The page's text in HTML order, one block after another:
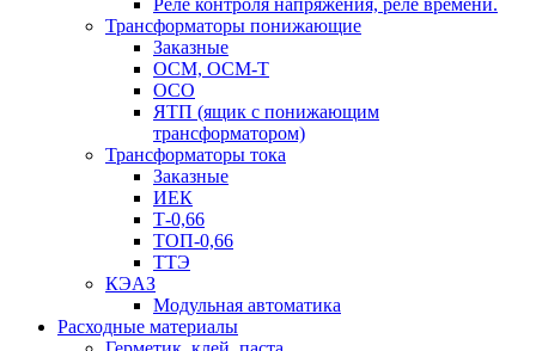
Трансформаторы понижающие
Заказные
ОСМ, ОСМ-Т
ОСО
ЯТП (ящик с понижающим
трансформатором)
Трансформаторы тока
Заказные
ИЕК
Т-0,66
ТОП-0,66
ТТЭ
КЭАЗ
Модульная автоматика
Расходные материалы